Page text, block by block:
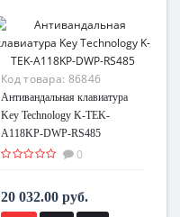
Код товара: 86846
Антивандальная клавиатура
Key Technology K-TEK-
A118KP-DWP-RS485
0
20 032.00 руб.